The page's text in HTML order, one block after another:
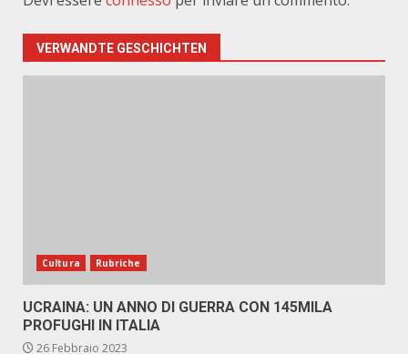
VERWANDTE GESCHICHTEN
Cultura Rubriche
UCRAINA: UN ANNO DI GUERRA CON 145MILA
PROFUGHI IN ITALIA
26 Febbraio 2023